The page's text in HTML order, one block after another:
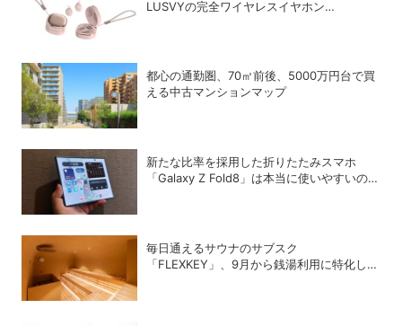
LUSVYの完全ワイヤレスイヤホン
都心の通勤圏、70㎡前後、5000万円台で買
える中古マンションマップ
新たな比率を採用した折りたたみスマホ
「Galaxy Z Fold8」は本当に使いやすいの
毎日通えるサウナのサブスク
「FLEXKEY」、9月から銭湯利用に特化した